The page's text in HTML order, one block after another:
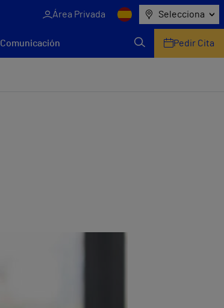
Área Privada Selecciona
Comunicación Pedir Cita